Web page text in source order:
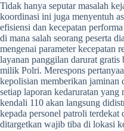
​Tidak hanya seputar masalah
koordinasi ini juga menyentuh
efisiensi dan kecepatan
di mana salah seorang peserta
mengenai parameter kecepatan
layanan panggilan darurat gratis
milik Polri. Merespons
kepolisian memberikan jaminan
setiap laporan kedaruratan yang
kendali 110 akan langsung
kepada personel patroli terdekat
ditargetkan wajib tiba di lokasi